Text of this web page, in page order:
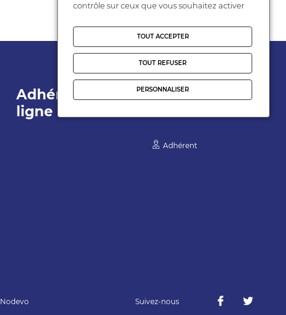
Adhérer en
ligne
Espace
Adhérent
Nodevo Suivez-nous
contrôle sur ceux que vous souhaitez activer
TOUT ACCEPTER
TOUT REFUSER
PERSONNALISER